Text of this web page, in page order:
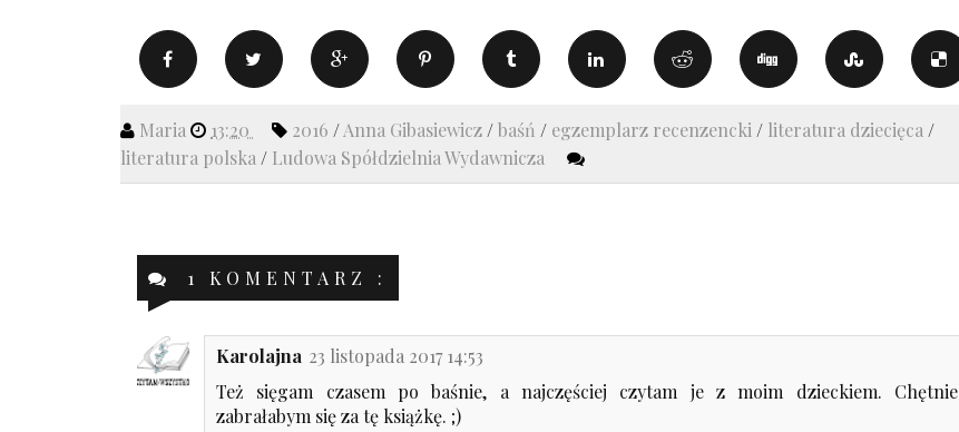
Maria 13:20 2016 /Anna Gibasiewicz /baśń / egzemplarz recenzencki / literatura dziecięca /
literatura polska / Ludowa Spółdzielnia Wydawnicza
1 KOMENTARZ :
Karolajna 23 listopada 2017 14:53
Też sięgam czasem po baśnie, a najczęściej czytam je z moim dzieckiem. Chętnie
zabrałabym się za tę książkę. ;)